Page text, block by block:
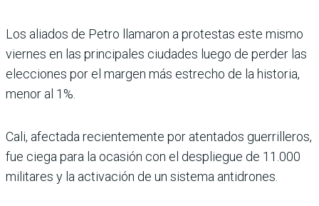
Los aliados de Petro llamaron a protestas este mismo
viernes en las principales ciudades luego de perder las
elecciones por el margen más estrecho de la historia,
menor al 1%.
Cali, afectada recientemente por atentados guerrilleros,
fue ciega para la ocasión con el despliegue de 11.000
militares y la activación de un sistema antidrones.